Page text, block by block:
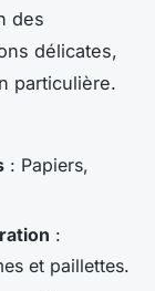
des
délicates,
particulière.
: Papiers,
:
et paillettes.